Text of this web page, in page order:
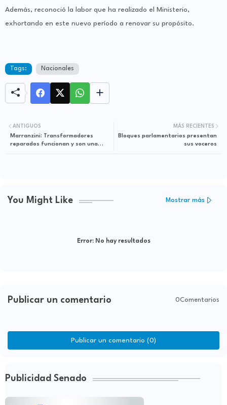
Además, reconoció la labor que ha realizado el Ministerio,
exhortando en este nuevo período a renovar su propósito.
Tags: Nacionales
MÁS RECIENTES
Bloques parlamentarios presentan
sus voceros
ANTIGUOS
Marranzini: Transformadores
reparados funcionan y son una
You Might Like Mostrar más
Error:No hay resultados
Publicar un comentario 0Comentarios
Publicar un comentario (0)
Publicidad Senado